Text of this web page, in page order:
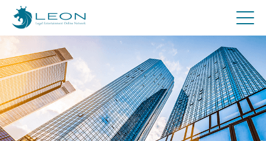
費用について
Q&A
お問合せ
メディア関係者の方へ
採用